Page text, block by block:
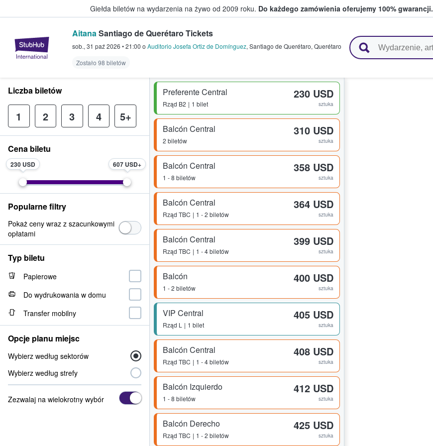
Giełda biletów na wydarzenia na żywo od 2009 roku. Do każdego zamówienia oferujemy 100% gwarancji.
StubHub — miejsce, w którym fani i kibice kupują i sprzedają bilety
AitanaSantiago de Querétaro Tickets
sob., 31 paź 2026 •21:00 o Auditorio Josefa Ortiz de Domínguez, Santiago de Querétaro, Querétaro
Zostało 98 biletów
Preferente Central
Rząd B2 1 bilet
230 USD
sztuka
Balcón Central
2 biletów
310 USD
sztuka
Balcón Central
1 - 8 biletów
358 USD
sztuka
Balcón Central
Rząd TBC 1 - 2 biletów
364 USD
sztuka
Balcón Central
Rząd TBC 1 - 4 biletów
399 USD
sztuka
Balcón
1 - 2 biletów
400 USD
sztuka
VIP Central
Rząd L 1 bilet
405 USD
sztuka
Balcón Central
Rząd TBC 1 - 4 biletów
408 USD
sztuka
Balcón Izquierdo
1 - 8 biletów
412 USD
sztuka
Balcón Derecho
Rząd TBC 1 - 2 biletów
425 USD
sztuka
Liczba biletów
1 2 3 4 5+
Cena biletu
230 USD 607 USD
Popularne filtry
Pokaż ceny wraz z szacunkowymi
opłatami
Typ biletu
Papierowe
Do wydrukowania w domu
Transfer mobilny
Opcje planu miejsc
Wybierz według sektorów
Wybierz według strefy
Zezwalaj na wielokrotny wybór